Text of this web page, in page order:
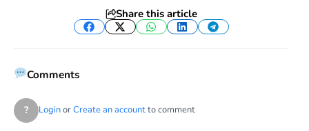
Share this article
Facebook
TwitterWhatsApp
LinkedInTelegram
Comments
? LoginorCreate an accountto comment